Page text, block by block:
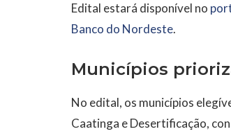
Edital estará disponível no
Banco do Nordeste.
Municípios
No edital, os municípios
Caatinga e Desertificação,